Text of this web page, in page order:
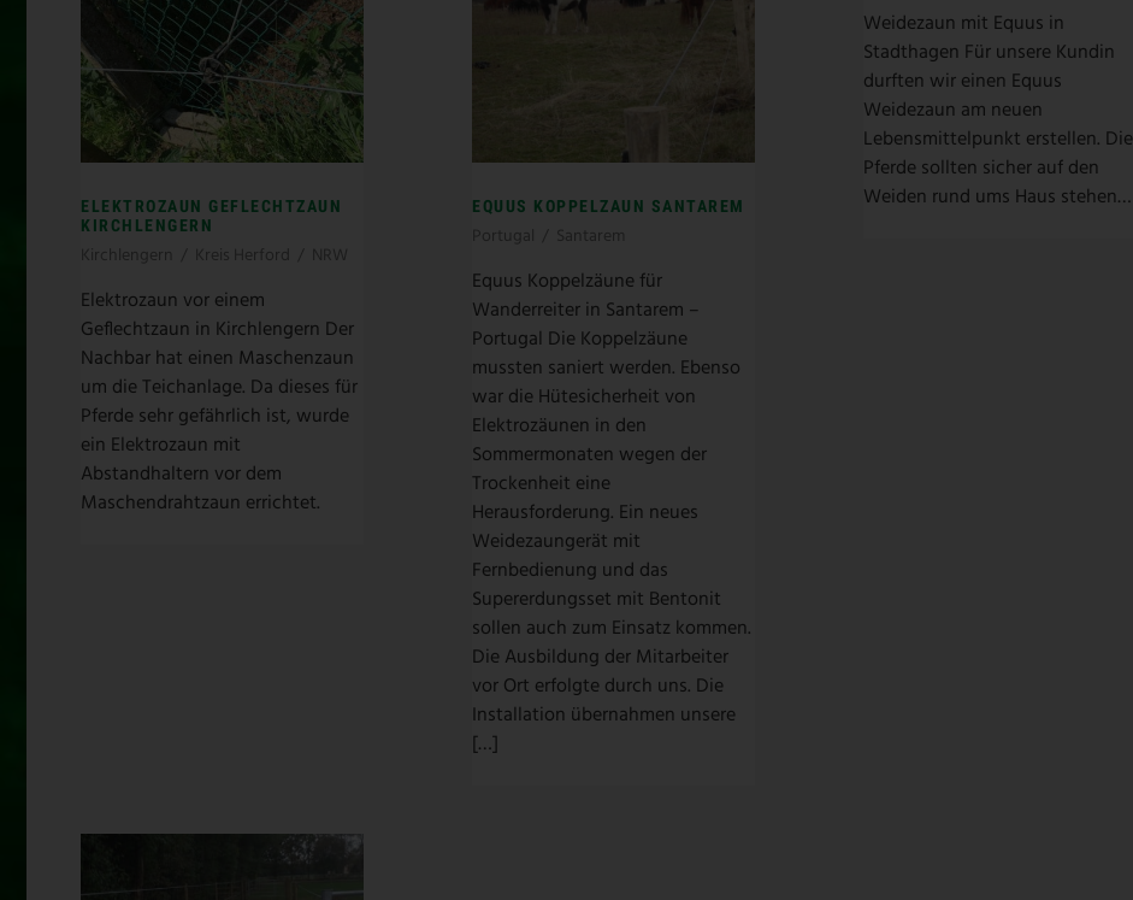
ELEKTROZAUN GEFLECHTZAUN
KIRCHLENGERN
Kirchlengern Kreis Herford NRW
Elektrozaun vor einem
Geflechtzaun in Kirchlengern Der
Nachbar hat einen Maschenzaun
um die Teichanlage. Da dieses für
Pferde sehr gefährlich ist, wurde
ein Elektrozaun mit
Abstandhaltern vor dem
Maschendrahtzaun errichtet.
EQUUS KOPPELZAUN SANTAREM
Portugal Santarem
Equus Koppelzäune für
Wanderreiter in Santarem –
Portugal Die Koppelzäune
mussten saniert werden. Ebenso
war die Hütesicherheit von
Elektrozäunen in den
Sommermonaten wegen der
Trockenheit eine
Herausforderung. Ein neues
Weidezaungerät mit
Fernbedienung und das
Supererdungsset mit Bentonit
sollen auch zum Einsatz kommen.
Die Ausbildung der Mitarbeiter
vor Ort erfolgte durch uns. Die
Installation übernahmen unsere
[…]
Weidezaun mit Equus in
Stadthagen Für unsere Kundin
durften wir einen Equus
Weidezaun am neuen
Lebensmittelpunkt erstellen. Die
Pferde sollten sicher auf den
Weiden rund ums Haus stehen…